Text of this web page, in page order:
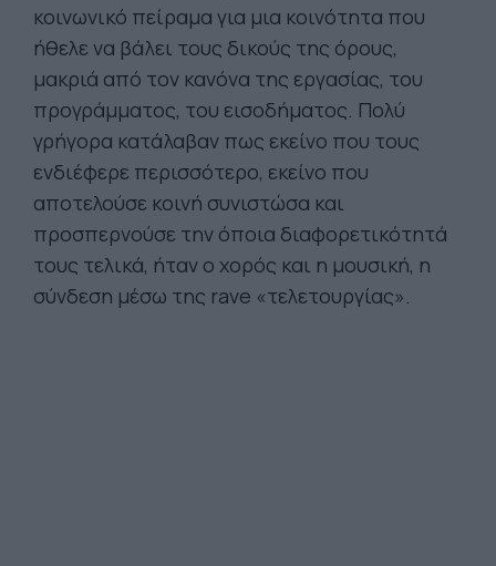
κοινωνικό πείραμα για μια κοινότητα που
ήθελε να βάλει τους δικούς της όρους,
μακριά από τον κανόνα της εργασίας, του
προγράμματος, του εισοδήματος. Πολύ
γρήγορα κατάλαβαν πως εκείνο που τους
ενδιέφερε περισσότερο, εκείνο που
αποτελούσε κοινή συνιστώσα και
προσπερνούσε την όποια διαφορετικότητά
τους τελικά, ήταν ο χορός και η μουσική, η
σύνδεση μέσω της rave «τελετουργίας».